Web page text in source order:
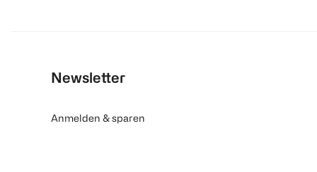
Newsletter
Anmelden & sparen